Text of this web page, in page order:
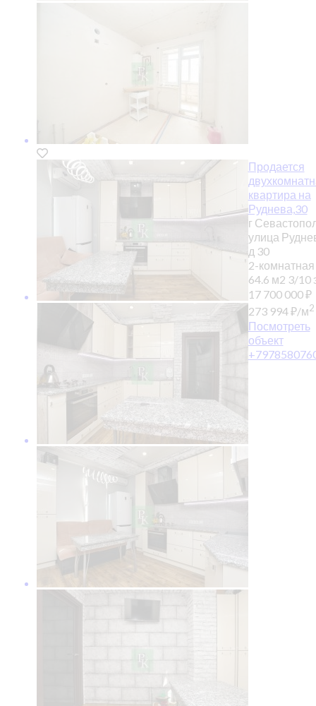
Продается
квартира на
Руднева,30
г
улица
д 30
2-комнатная
64.6 м2 3/10
17 700 000₽
273 994₽/м2
Посмотреть
объект